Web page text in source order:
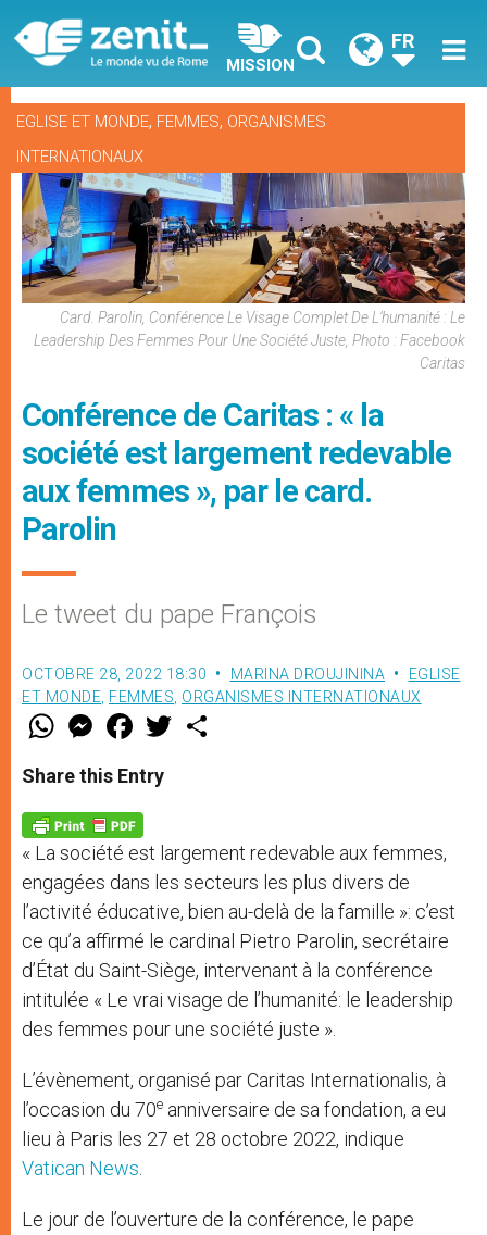
MISSION
FR
EGLISE ET MONDE, FEMMES, ORGANISMES
INTERNATIONAUX
Card. Parolin, Conférence Le Visage Complet De L’humanité : Le
Leadership Des Femmes Pour Une Société Juste, Photo : Facebook
Caritas
Conférence de Caritas : « la
société est largement redevable
aux femmes », par le card.
Parolin
Le tweet du pape François
OCTOBRE 28, 2022 18:30 MARINA DROUJININA
EGLISE
ET MONDE FEMMES ORGANISMES INTERNATIONAUX
W
t
s
p
p
M
e
s
e
g
e
r
F
a
e
b
o
k
w
Share this Entry
« La société est largement redevable aux femmes,
engagées dans les secteurs les plus divers de
l’activité éducative, bien au-delà de la famille »: c’est
ce qu’a affirmé le cardinal Pietro Parolin, secrétaire
d’État du Saint-Siège, intervenant à la conférence
intitulée « Le vrai visage de l’humanité: le leadership
des femmes pour une société juste ».
L’évènement, organisé par Caritas Internationalis, à
l’occasion du 70e anniversaire de sa fondation, a eu
lieu à Paris les 27 et 28 octobre 2022, indique
Vatican News
Le jour de l’ouverture de la conférence, le pape